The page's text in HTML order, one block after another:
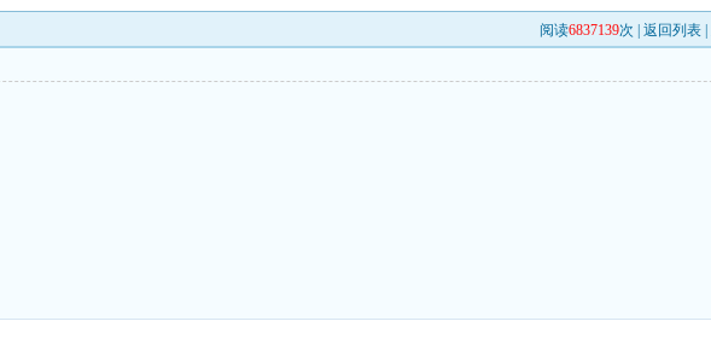
阅读6837139次 |返回列表